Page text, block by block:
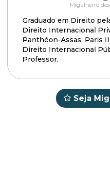
Migalheiro
Graduado em Direito
Direito Internacional
Panthéon-Assas, Paris
Direito Internacional
Professor.
Seja